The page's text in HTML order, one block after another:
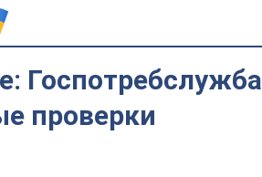
Госпотребслужба
проверки